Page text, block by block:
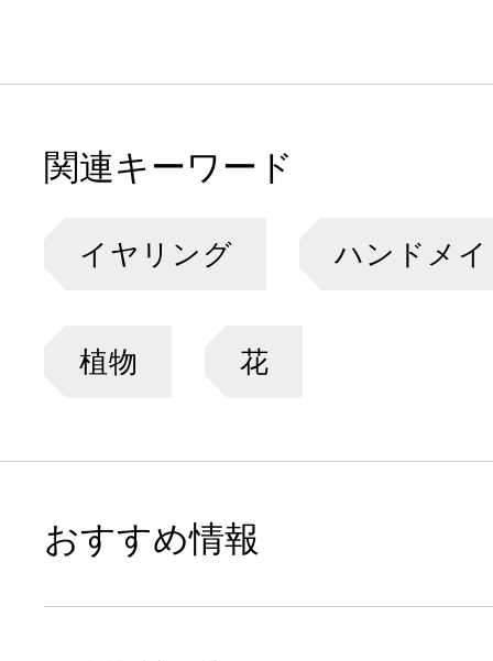
関連キーワード
イヤリング ハンドメ
植物 花
おすすめ情報